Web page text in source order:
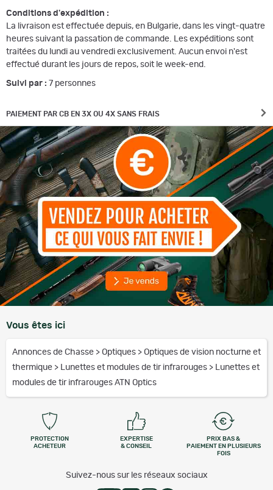
Conditions d'expédition :
La livraison est effectuée depuis, en Bulgarie, dans les vingt-quatre
heures suivant la passation de commande. Les expéditions sont
traitées du lundi au vendredi exclusivement. Aucun envoi n'est
effectué durant les jours de repos, soit le week-end.
Suivi par : 7 personnes
PAIEMENT PAR CB EN 3X OU 4X SANS FRAIS
Vous êtes ici
Annonces de Chasse > Optiques > Optiques de vision nocturne et
thermique > Lunettes et modules de tir infrarouges > Lunettes et
modules de tir infrarouges ATN Optics
PROTECTION
ACHETEUR
EXPERTISE
& CONSEIL
PRIX BAS &
PAIEMENT EN PLUSIEURS
FOIS
Suivez-nous sur les réseaux sociaux